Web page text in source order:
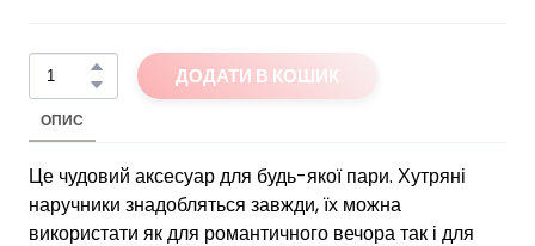
ДОДАТИ В КОШИК
ОПИС
Це чудовий аксесуар для будь-якої пари. Хутряні
наручники знадобляться завжди, їх можна
використати як для романтичного вечора так і для